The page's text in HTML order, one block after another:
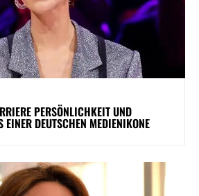
PERSÖNLICHKEIT UND
EINER DEUTSCHEN MEDIENIKONE